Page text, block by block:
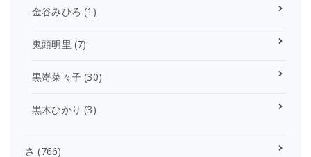
金谷みひろ (1)
鬼頭明里 (7)
黒嵜菜々子 (30)
黒木ひかり (3)
さ (766)